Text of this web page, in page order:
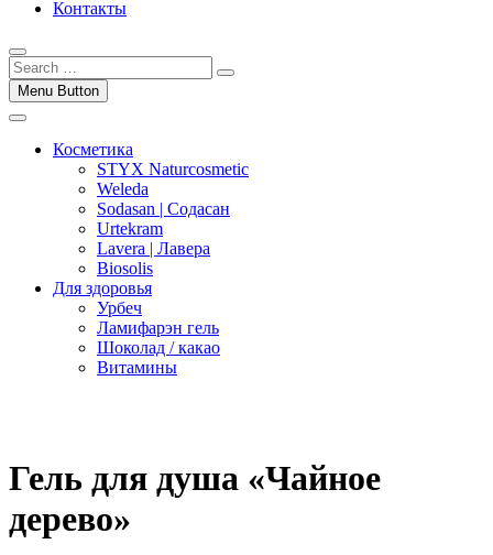
Контакты
Menu Button
Косметика
STYX Naturcosmetic
Weleda
Sodasan | Содасан
Urtekram
Lavera | Лавера
Biosolis
Для здоровья
Урбеч
Ламифарэн гель
Шоколад / какао
Витамины
Гель для душа «Чайное
дерево»